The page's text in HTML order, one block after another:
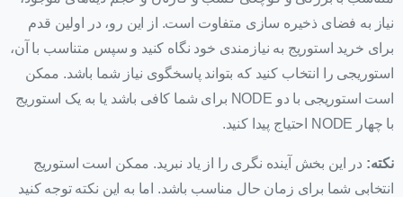
نیاز به فضای ذخیره سازی متفاوت است. از این رو، در اولین قدم
برای خرید استوریج به نیازمندی خود نگاه کنید و سپس متناسب با آن،
استوریجی را انتخاب کنید که بتواند پاسخگوی نیاز شما باشد. ممکن
است استوریجی با دو NODE برای شما کافی باشد یا به یک استوریج
با چهار NODE احتیاج پیدا کنید.
نکته: در این بخش آینده نگری را از یاد نبرید. ممکن است استوریج
انتخابی شما برای زمان حال مناسب باشد. اما به این نکته توجه کنید